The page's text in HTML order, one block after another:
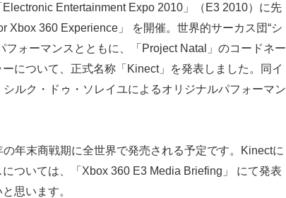
Entertainment Expo 2010」（E3 2010）に先
Xbox 360 Experience」 を開催。世界的サーカス団“シ
フォーマンスとともに、「Project Natal」のコードネー
について、正式名称「Kinect」を発表しました。同イ
ルク・ドゥ・ソレイユによるオリジナルパフォーマン
年末商戦期に全世界で発売される予定です。Kinectに
ついては、「Xbox 360 E3 Media Briefing」 にて発表
思います。